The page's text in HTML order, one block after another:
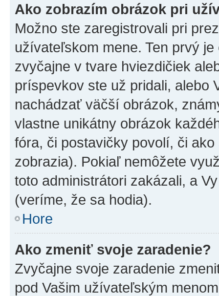
Ako zobrazím obrázok pri
Možno ste zaregistrovali pri
užívateľskom mene. Ten prvý
zvyčajne v tvare hviezdičiek
príspevkov ste už pridali, alebo
nachádzať väčší obrázok,
vlastne unikátny obrázok
fóra, či postavičky povolí, či
zobrazia). Pokiaľ nemôžete
toto administrátori zakázali, a
(veríme, že sa hodia).
Hore
Ako zmeniť svoje zaradenie?
Zvyčajne svoje zaradenie
pod Vašim užívateľským